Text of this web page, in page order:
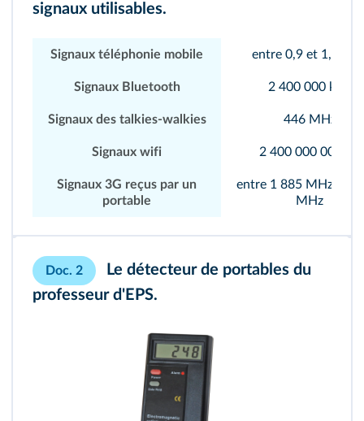
signaux utilisables.
Signaux téléphonie mobile entre 0,9 et 1,8
Signaux Bluetooth 2 400 000 kHz
Signaux des talkies-walkies 446 MHz
Signaux wifi 2 400 000 000 Hz
Signaux 3G reçus par un
portable
entre 1 885 MHz et 2
MHz
Doc. 2
Le détecteur de portables du
professeur d'EPS.